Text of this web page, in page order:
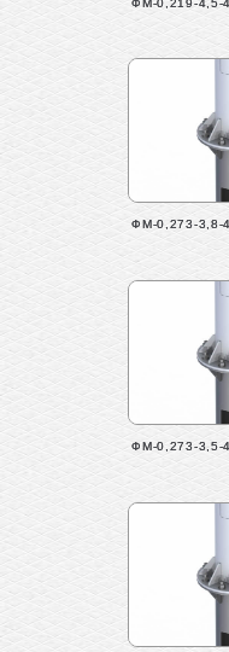
ФМ-0,219-4,5-
ФМ-0,273-3,8-
ФМ-0,273-3,5-